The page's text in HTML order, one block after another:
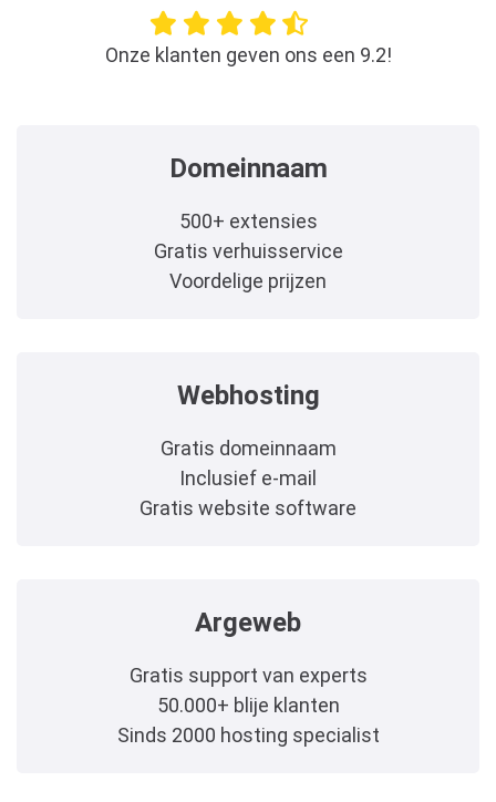
Onze klanten geven ons een 9.2!
Domeinnaam
500+ extensies
Gratis verhuisservice
Voordelige prijzen
Webhosting
Gratis domeinnaam
Inclusief e-mail
Gratis website software
Argeweb
Gratis support van experts
50.000+ blije klanten
Sinds 2000 hosting specialist